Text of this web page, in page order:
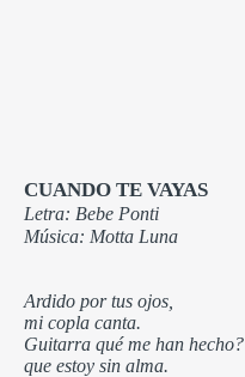
CUANDO TE VAYAS
Letra: Bebe Ponti
Música: Motta Luna
Ardido por tus ojos,
mi copla canta.
Guitarra qué me han hecho?
que estoy sin alma.